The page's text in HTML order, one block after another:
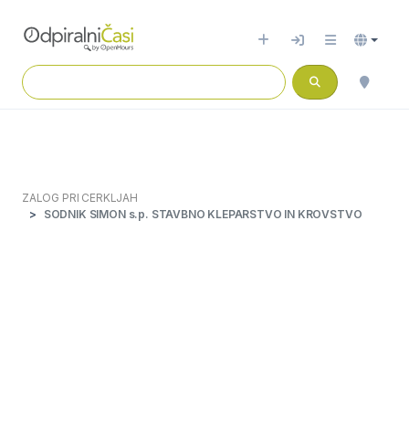
ZALOG PRI CERKLJAH
SODNIK SIMON s.p. STAVBNO KLEPARSTVO IN KROVSTVO